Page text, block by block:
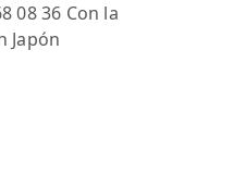
08 36 Con la
Japón